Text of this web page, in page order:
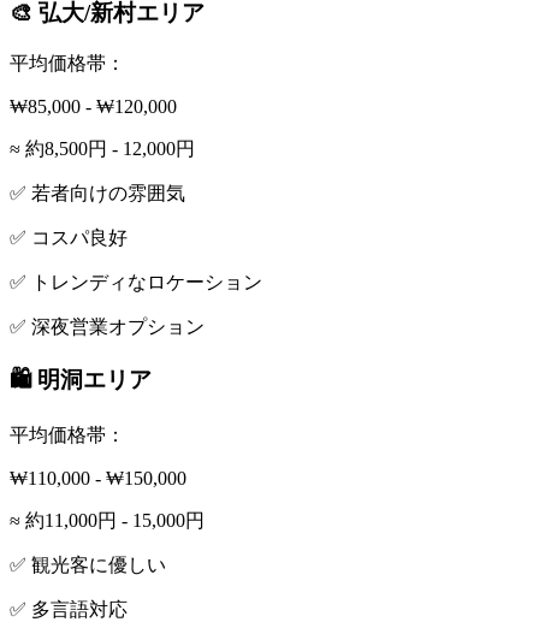
🎨 弘大/新村エリア
平均価格帯：
₩85,000 - ₩120,000
≈ 約8,500円 - 12,000円
✅ 若者向けの雰囲気
✅ コスパ良好
✅ トレンディなロケーション
✅ 深夜営業オプション
🛍️ 明洞エリア
平均価格帯：
₩110,000 - ₩150,000
≈ 約11,000円 - 15,000円
✅ 観光客に優しい
✅ 多言語対応